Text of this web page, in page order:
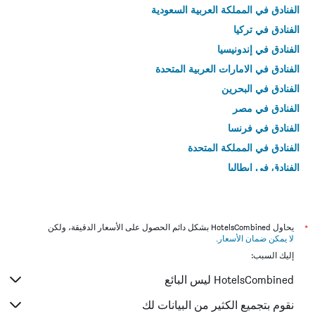
الفنادق في المملكة العربية السعودية
الفنادق في تركيا
الفنادق في إندونيسيا
الفنادق في الامارات العربية المتحدة
الفنادق في البحرين
الفنادق في مصر
الفنادق في فرنسا
الفنادق في المملكة المتحدة
الفنادق في إيطاليا
*
يحاول HotelsCombined بشكل دائم الحصول على الأسعار الدقيقة، ولكن
لا يمكن ضمان الأسعار .
إليك السبب:
HotelsCombined ليس البائع
نقوم بتجميع الكثير من البيانات لك